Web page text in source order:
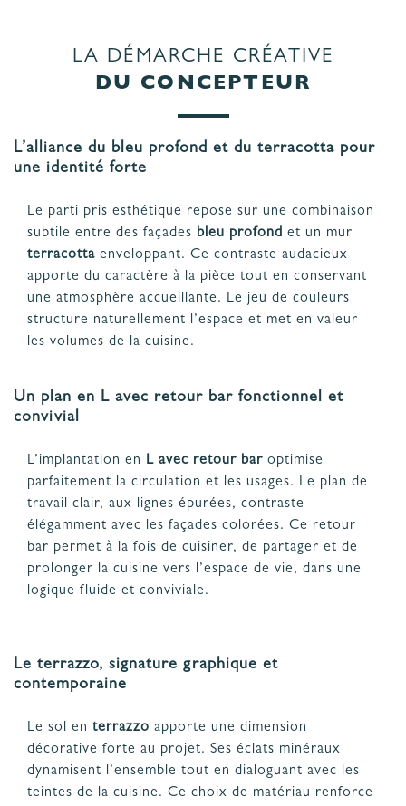
LA DÉMARCHE CRÉATIVE
DU CONCEPTEUR
L’alliance du bleu profond et du terracotta pour
une identité forte
Le parti pris esthétique repose sur une combinaison
subtile entre des façades bleu profond et un mur
terracotta enveloppant. Ce contraste audacieux
apporte du caractère à la pièce tout en conservant
une atmosphère accueillante. Le jeu de couleurs
structure naturellement l’espace et met en valeur
les volumes de la cuisine.
Un plan en L avec retour bar fonctionnel et
convivial
L’implantation en L avec retour bar optimise
parfaitement la circulation et les usages. Le plan de
travail clair, aux lignes épurées, contraste
élégamment avec les façades colorées. Ce retour
bar permet à la fois de cuisiner, de partager et de
prolonger la cuisine vers l’espace de vie, dans une
logique fluide et conviviale.
Le terrazzo, signature graphique et
contemporaine
Le sol en terrazzo apporte une dimension
décorative forte au projet. Ses éclats minéraux
dynamisent l’ensemble tout en dialoguant avec les
teintes de la cuisine. Ce choix de matériau renforce